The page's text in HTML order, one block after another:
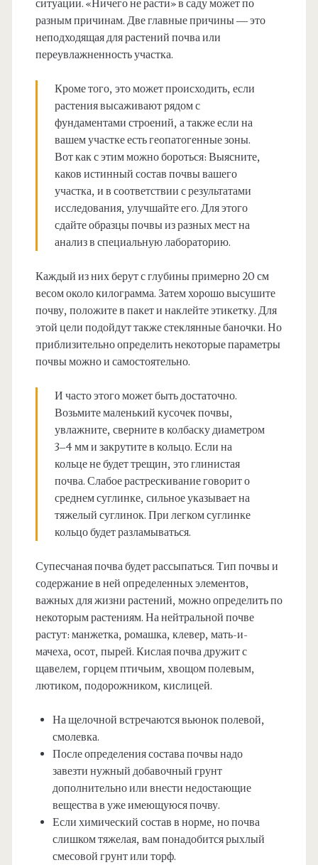
ситуации. «Ничего не расти» в саду может по
разным причинам. Две главные причины — это
неподходящая для растений почва или
переувлажненность участка.
Кроме того, это может происходить, если
растения высаживают рядом с
фундаментами строений, а также если на
вашем участке есть геопатогенные зоны.
Вот как с этим можно бороться: Выясните,
каков истинный состав почвы вашего
участка, и в соответствии с результатами
исследования, улучшайте его. Для этого
сдайте образцы почвы из разных мест на
анализ в специальную лабораторию.
Каждый из них берут с глубины примерно 20 см
весом около килограмма. Затем хорошо высушите
почву, положите в пакет и наклейте этикетку. Для
этой цели подойдут также стеклянные баночки. Но
приблизительно определить некоторые параметры
почвы можно и самостоятельно.
И часто этого может быть достаточно.
Возьмите маленький кусочек почвы,
увлажните, сверните в колбаску диаметром
3–4 мм и закрутите в кольцо. Если на
кольце не будет трещин, это глинистая
почва. Слабое растрескивание говорит о
среднем суглинке, сильное указывает на
тяжелый суглинок. При легком суглинке
кольцо будет разламываться.
Супесчаная почва будет рассыпаться. Тип почвы и
содержание в ней определенных элементов,
важных для жизни растений, можно определить по
некоторым растениям. На нейтральной почве
растут: манжетка, ромашка, клевер, мать-и-
мачеха, осот, пырей. Кислая почва дружит с
щавелем, горцем птичьим, хвощом полевым,
лютиком, подорожником, кислицей.
На щелочной встречаются вьюнок полевой,
смолевка.
После определения состава почвы надо
завезти нужный добавочный грунт
дополнительно или внести недостающие
вещества в уже имеющуюся почву.
Если химический состав в норме, но почва
слишком тяжелая, вам понадобится рыхлый
смесовой грунт или торф.